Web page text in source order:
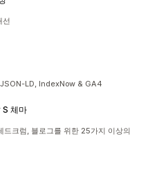
선
LD, IndexNow & GA4
S 체마
크럼, 블로그를 위한 25가지 이상의